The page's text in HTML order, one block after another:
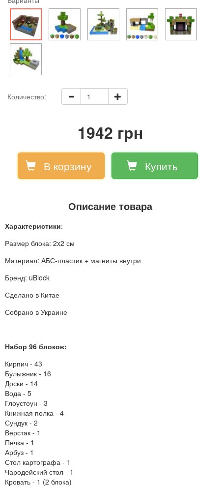
Количество:
1942 грн
В корзину Купить
Описание товара
Характеристики:
Размер блока: 2x2 см
Материал: АБС-пластик + магниты внутри
Бренд: uBlock
Сделано в Китае
Собрано в Украине
Набор 96 блоков:
Кирпич - 43
Булыжник - 16
Доски - 14
Вода - 5
Глоустоун - 3
Книжная полка - 4
Сундук - 2
Верстак - 1
Печка - 1
Арбуз - 1
Стол картографа - 1
Чародейский стол - 1
Кровать - 1 (2 блока)